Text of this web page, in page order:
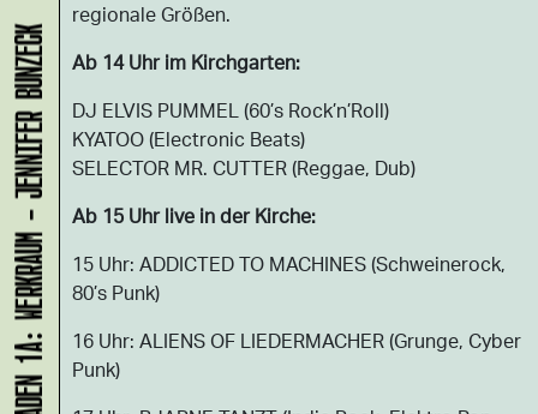
regionale Größen.
Ab 14 Uhr im Kirchgarten:
DJ ELVIS PUMMEL (60’s Rock’n’Roll)
KYATOO (Electronic Beats)
SELECTOR MR. CUTTER (Reggae, Dub)
Ab 15 Uhr live in der Kirche:
15 Uhr: ADDICTED TO MACHINES (Schweinerock,
80’s Punk)
16 Uhr: ALIENS OF LIEDERMACHER (Grunge, Cyber
Punk)
LADEN 1A: WERKRAUM - JENNIFER BUNZECK